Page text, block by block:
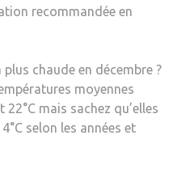
recommandée en
chaude en décembre ?
moyennes
mais sachez qu’elles
selon les années et